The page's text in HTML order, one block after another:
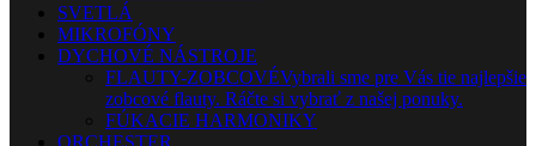
SVETLÁ
MIKROFÓNY
DYCHOVÉ NÁSTROJE
FLAUTY-ZOBCOVÉVybrali sme pre Vás tie najlepšie
zobcové flauty. Ráčte si vybrať z našej ponuky.
FÚKACIE HARMONIKY
ORCHESTER